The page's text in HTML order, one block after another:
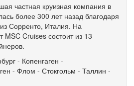
частная круизная компания в
более 300 лет назад благодаря
Сорренто, Италия. На
Cruises состоит из 13
- Копенгаген -
- Флом - Стокгольм - Таллин -